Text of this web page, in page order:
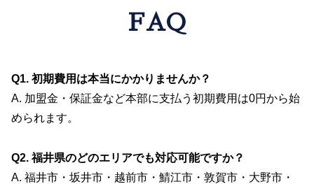
FAQ
Q1. 初期費用は本当にかかりませんか？
A. 加盟金・保証金など本部に支払う初期費用は0円から始
められます。
Q2. 福井県のどのエリアでも対応可能ですか？
A. 福井市・坂井市・越前市・鯖江市・敦賀市・大野市・